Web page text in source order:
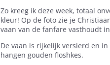
Zo kreeg ik deze week, totaal
kleur! Op de foto zie je
vaan van de fanfare vasthoudt
De vaan is rijkelijk versierd en
hangen gouden floshkes.